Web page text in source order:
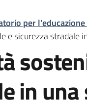
per
e sicurezza stradale
in